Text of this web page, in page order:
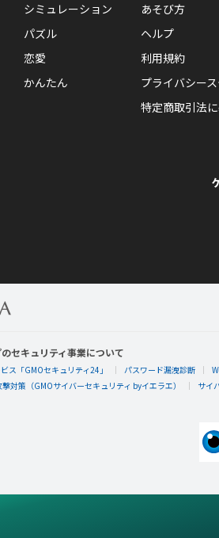
シミュレーション
パズル
恋愛
かんたん
あそび方
ヘルプ
利用規約
プライバシー
特定商取引法
セキュリティ事業について
ス「GMOセキュリティ24」 パスワード漏洩診断
対策（GMOサイバーセキュリティ byイエラエ） サイ